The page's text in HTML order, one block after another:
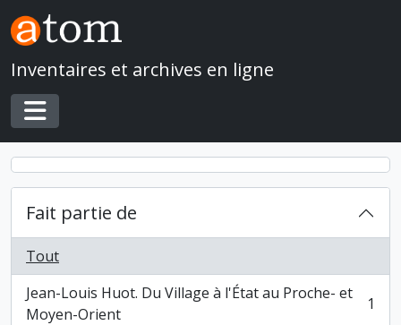
Skip to main content
Inventaires et archives en ligne
Toggle navigation
Fait partie de
Tout
Jean-Louis Huot. Du Village à l'État au Proche- et
Moyen-Orient
, 1 résultats 1